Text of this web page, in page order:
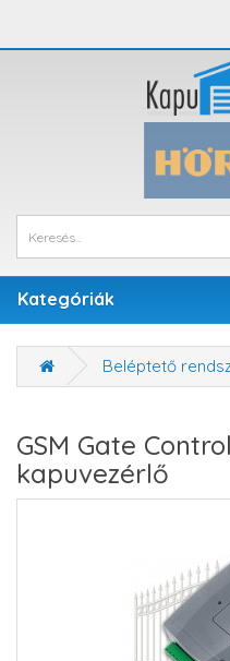
Kategóriák
Beléptető
GSM Gate
kapuvezérlő